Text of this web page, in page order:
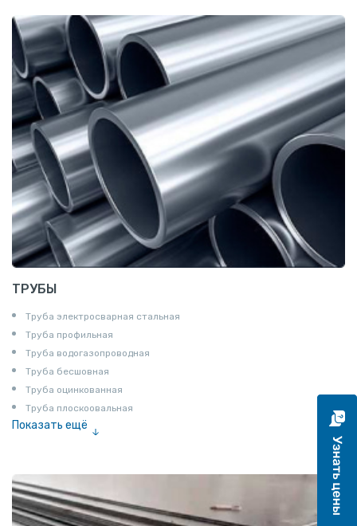
Катанка
Шестигранник
Полособульб
Полукруг
Шпунт Ларсена
ТРУБЫ
Труба электросварная стальная
Труба профильная
Труба водогазопроводная
Труба бесшовная
Труба оцинкованная
Труба плоскоовальная
Показать ещё